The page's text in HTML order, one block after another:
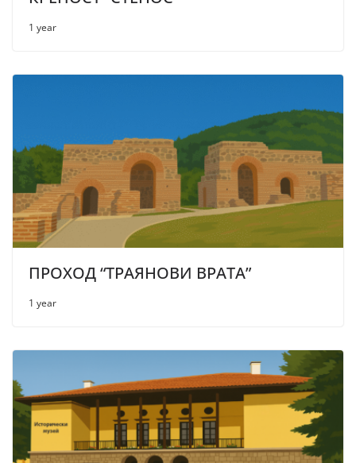
1 year
ПРОХОД “ТРАЯНОВИ ВРАТА”
1 year